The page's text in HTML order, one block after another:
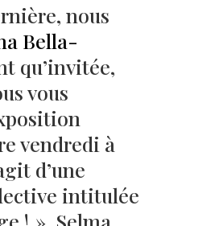
nous
Bella-
qu’invitée,
vous
vendredi à
d’une
intitulée
! », Selma